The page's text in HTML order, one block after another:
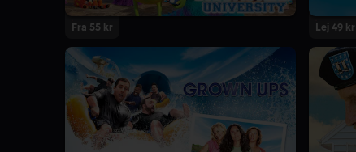
Fra 55 kr Lej 49 kr